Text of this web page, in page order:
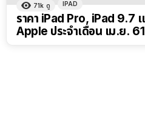
71k ดู IPAD
ราคา iPad Pro, iPad 9.7
Apple ประจำเดือน เม.ย. 61